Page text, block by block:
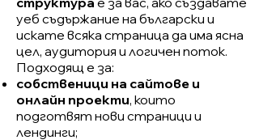
уеб съдържание на български и
искате всяка страница да има ясна
цел, аудитория и логичен поток.
Подходящ е за:
собственици на сайтове и
онлайн проекти, които
подготвят нови страници и
лендинги;